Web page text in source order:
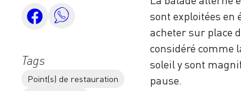
Tags
Point(s) de restauration
sont exploitées en
acheter sur place
considéré comme
soleil y sont
pause.